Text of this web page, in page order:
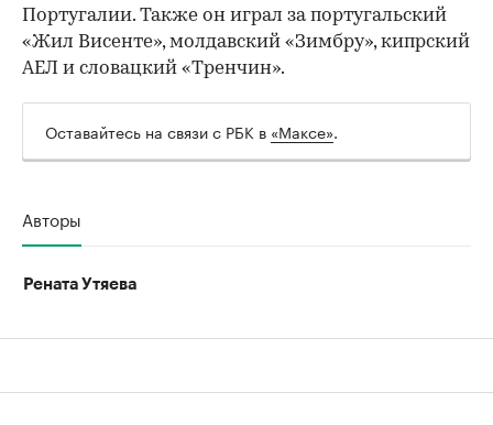
Португалии. Также он играл за португальский
«Жил Висенте», молдавский «Зимбру», кипрский
АЕЛ и словацкий «Тренчин».
Оставайтесь на связи с РБК в «Максе».
Авторы
Рената Утяева